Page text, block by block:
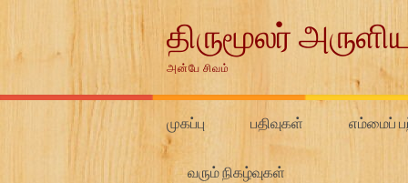
திருமூலர்
அன்பே சிவம்
முகப்பு பதிவுகள் எம்மைப்
வரும் நிகழ்வுகள்